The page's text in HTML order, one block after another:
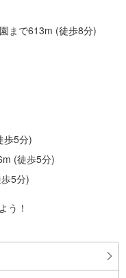
まで613m (徒歩8分)
歩5分)
(徒歩5分)
5分)
う！